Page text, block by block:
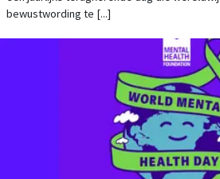
bewustwording te [...]